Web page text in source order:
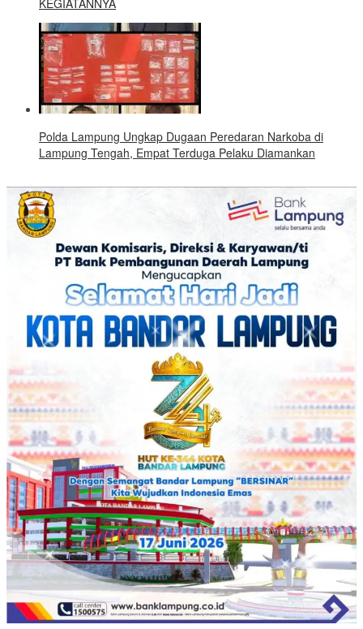
Polda Lampung Ungkap Dugaan Peredaran Narkoba di
Lampung Tengah, Empat Terduga Pelaku Diamankan